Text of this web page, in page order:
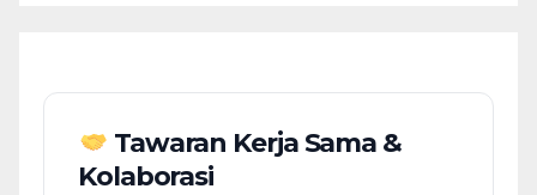
Tawaran Kerja Sama &
Kolaborasi